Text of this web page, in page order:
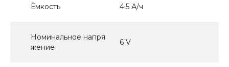
Ёмкость 4.5 А/ч
Номинальное напря
жение
6 V